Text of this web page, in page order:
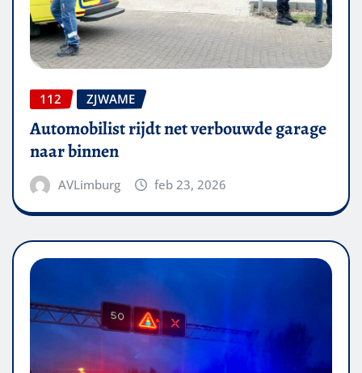
112 ZJWAME
Automobilist rijdt net verbouwde garage
naar binnen
AVLimburg feb 23, 2026